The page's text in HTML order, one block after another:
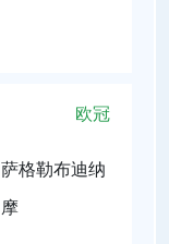
欧冠
萨格勒布迪纳
摩